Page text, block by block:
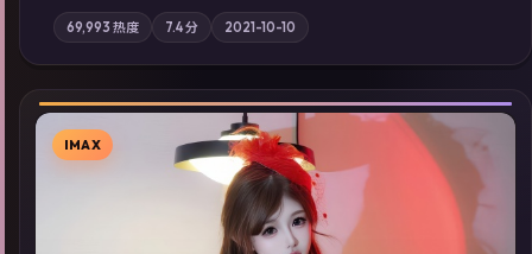
事主轴，科技与人性的边界在实验事故后逐渐模糊；摄影与配乐
强化地域气质；站内亦可通过「国产免费观看高清电视剧在线
看」延展检索同类型高分佳作，畅享高清在线追剧体验。
69,993 热度 7.4分 2021-10-10
IMAX